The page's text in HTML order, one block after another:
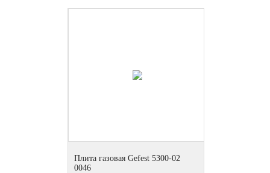
Плита газовая Gefest 5300-02
0046